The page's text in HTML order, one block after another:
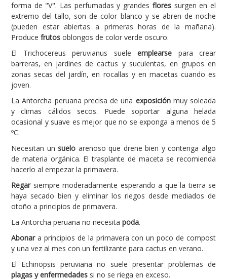
forma de "V". Las perfumadas y grandes floressurgen en el
extremo del tallo, son de color blanco y se abren de noche
(pueden estar abiertas a primeras horas de la mañana).
Produce frutos oblongos de color verde oscuro.
El Trichocereus peruvianus suele emplearse para crear
barreras, en jardines de cactus y suculentas, en grupos en
zonas secas del jardín, en rocallas y en macetas cuando es
joven.
La Antorcha peruana precisa de una exposiciónmuy soleada
y climas cálidos secos. Puede soportar alguna helada
ocasional y suave es mejor que no se exponga a menos de 5
ºC.
Necesitan unsuelo arenoso que drene bien y contenga algo
de materia orgánica. El trasplante de maceta se recomienda
hacerlo al empezar la primavera.
Regarsiempre moderadamente esperando a que la tierra se
haya secado bien y eliminar los riegos desde mediados de
otoño a principios de primavera.
La Antorcha peruana no necesita poda.
Abonara principios de la primavera con un poco de compost
y una vez al mes con un fertilizante para cactus en verano.
El Echinopsis peruviana no suele presentar problemas de
plagas y enfermedades si no se riega en exceso.